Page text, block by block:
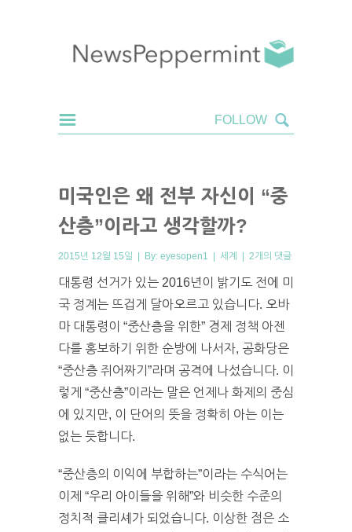
미국인은 왜 전부 자신이 “중
산층”이라고 생각할까?
2015년 12월 15일 | By: eyesopen1 | 세계 | 2개의 댓글
대통령 선거가 있는 2016년이 밝기도 전에 미
국 정계는 뜨겁게 달아오르고 있습니다. 오바
마 대통령이 “중산층을 위한” 경제 정책 아젠
다를 홍보하기 위한 순방에 나서자, 공화당은
“중산층 쥐어짜기”라며 공격에 나섰습니다. 이
렇게 “중산층”이라는 말은 언제나 화제의 중심
에 있지만, 이 단어의 뜻을 정확히 아는 이는
없는 듯합니다.
“중산층의 이익에 부합하는”이라는 수식어는
이제 “우리 아이들을 위해”와 비슷한 수준의
정치적 클리셰가 되었습니다. 이상한 점은 소